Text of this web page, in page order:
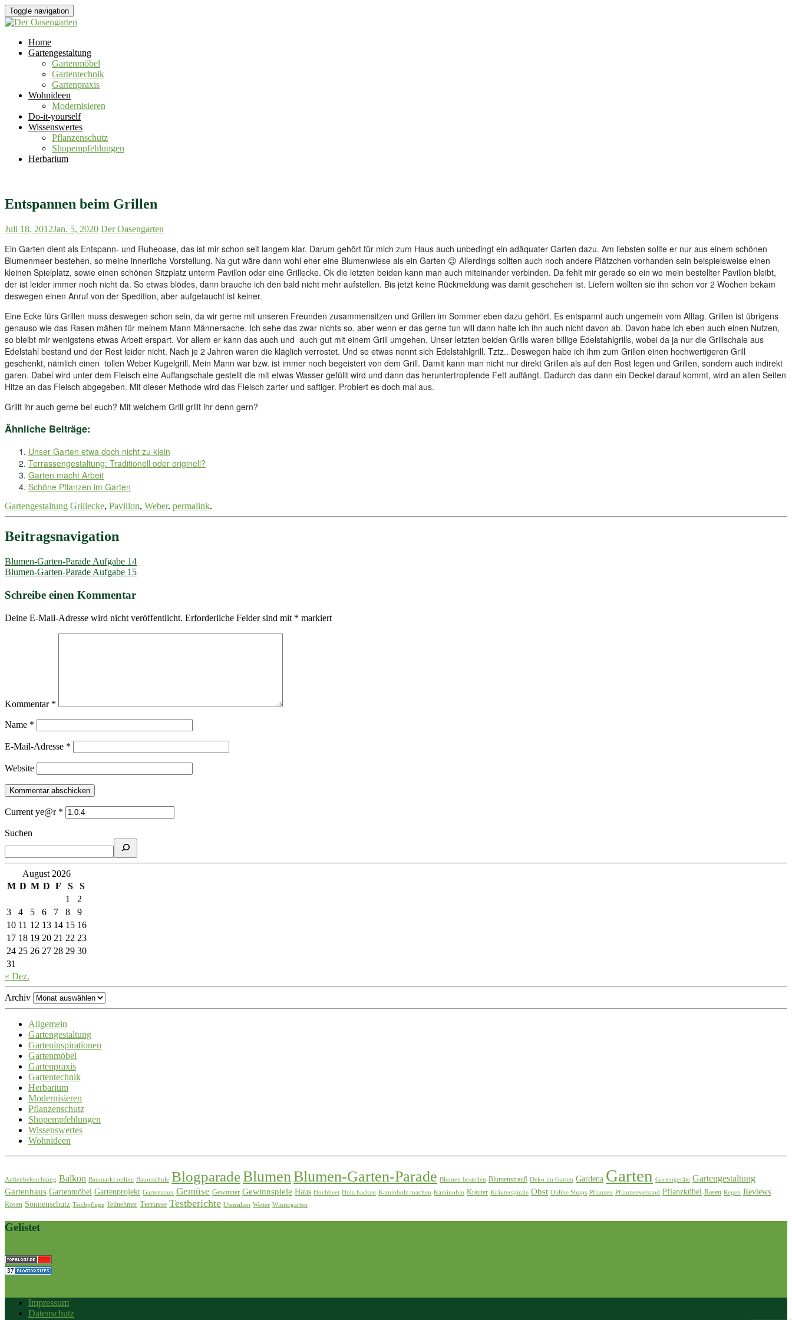
Toggle navigation
Home
Gartengestaltung
Gartenmöbel
Gartentechnik
Gartenpraxis
Wohnideen
Modernisieren
Do-it-yourself
Wissenswertes
Pflanzenschutz
Shopempfehlungen
Herbarium
Entspannen beim Grillen
Juli 18, 2012Jan. 5, 2020 Der Oasengarten
Ein Garten dient als Entspann- und Ruheoase, das ist mir schon seit langem klar. Darum gehört für mich zum Haus auch unbedingt ein adäquater Garten dazu. Am liebsten sollte er nur aus einem schönen
Blumenmeer bestehen, so meine innerliche Vorstellung. Na gut wäre dann wohl eher eine Blumenwiese als ein Garten 😉 Allerdings sollten auch noch andere Plätzchen vorhanden sein beispielsweise einen
kleinen Spielplatz, sowie einen schönen Sitzplatz unterm Pavillon oder eine Grillecke. Ok die letzten beiden kann man auch miteinander verbinden. Da fehlt mir gerade so ein wo mein bestellter Pavillon bleibt,
der ist leider immer noch nicht da. So etwas blödes, dann brauche ich den bald nicht mehr aufstellen. Bis jetzt keine Rückmeldung was damit geschehen ist. Liefern wollten sie ihn schon vor 2 Wochen bekam
deswegen einen Anruf von der Spedition, aber aufgetaucht ist keiner.
Eine Ecke fürs Grillen muss deswegen schon sein, da wir gerne mit unseren Freunden zusammensitzen und Grillen im Sommer eben dazu gehört. Es entspannt auch ungemein vom Alltag. Grillen ist übrigens
genauso wie das Rasen mähen für meinem Mann Männersache. Ich sehe das zwar nichts so, aber wenn er das gerne tun will dann halte ich ihn auch nicht davon ab. Davon habe ich eben auch einen Nutzen,
so bleibt mir wenigstens etwas Arbeit erspart. Vor allem er kann das auch und auch gut mit einem Grill umgehen. Unser letzten beiden Grills waren billige Edelstahlgrills, wobei da ja nur die Grillschale aus
Edelstahl bestand und der Rest leider nicht. Nach je 2 Jahren waren die kläglich verrostet. Und so etwas nennt sich Edelstahlgrill. Tztz.. Deswegen habe ich ihm zum Grillen einen hochwertigeren Grill
geschenkt, nämlich einen tollen Weber Kugelgrill. Mein Mann war bzw. ist immer noch begeistert von dem Grill. Damit kann man nicht nur direkt Grillen als auf den Rost legen und Grillen, sondern auch indirekt
garen. Dabei wird unter dem Fleisch eine Auffangschale gestellt die mit etwas Wasser gefüllt wird und dann das heruntertropfende Fett auffängt. Dadurch das dann ein Deckel darauf kommt, wird an allen Seiten
Hitze an das Fleisch abgegeben. Mit dieser Methode wird das Fleisch zarter und saftiger. Probiert es doch mal aus.
Grillt ihr auch gerne bei euch? Mit welchem Grill grillt ihr denn gern?
Ähnliche Beiträge:
Unser Garten etwa doch nicht zu klein
Terrassengestaltung: Traditionell oder originell?
Garten macht Arbeit
Schöne Pflanzen im Garten
Gartengestaltung Grillecke, Pavillon, Weber. permalink.
Beitragsnavigation
Blumen-Garten-Parade Aufgabe 14
Blumen-Garten-Parade Aufgabe 15
Schreibe einen Kommentar
Deine E-Mail-Adresse wird nicht veröffentlicht. Erforderliche Felder sind mit * markiert
Kommentar *
Name *
E-Mail-Adresse *
Website
Current ye@r *
Suchen
August 2026
M D M D F S
S
1
2
3
4 5 6 7 8
9
10 11 12 13 14 15 16
17 18 19 20 21 22 23
24 25 26 27 28 29 30
31
« Dez.
Archiv
Allgemein
Gartengestaltung
Garteninspirationen
Gartenmöbel
Gartenpraxis
Gartentechnik
Herbarium
Modernisieren
Pflanzenschutz
Shopempfehlungen
Wissenswertes
Wohnideen
Außenbeleuchtung Balkon Baumarkt online Baumschule BlogparadeBlumenBlumen-Garten-Parade Blumen bestellen Blumenstrauß Deko im Garten Gardena Garten Gartengeräte Gartengestaltung
Gartenhaus Gartenmöbel Gartenprojekt Gartenzaun Gemüse Gewinner Gewinnspiele Haus Hochbeet Holz hacken Kaminholz machen Kaminofen Kräuter Kräuterspirale Obst Online Shops Pflanzen Pflanzenversand Pflanzkübel Rasen Regen Reviews
Rosen Sonnenschutz Teichpflege Teilnehmer Terrasse Testberichte Utensilien Wetter Wintergarten
Gelistet
Impressum
Datenschutz